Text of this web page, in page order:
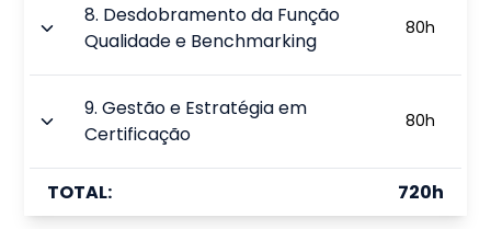
8. Desdobramento da Função
Qualidade e Benchmarking
80h
9.Gestão e Estratégia em
Certificação
80h
TOTAL: 720h